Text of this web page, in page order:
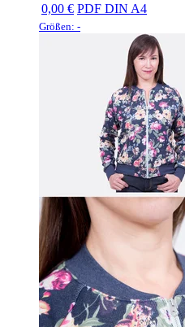
0,00 € PDF DIN A4
Größen: -